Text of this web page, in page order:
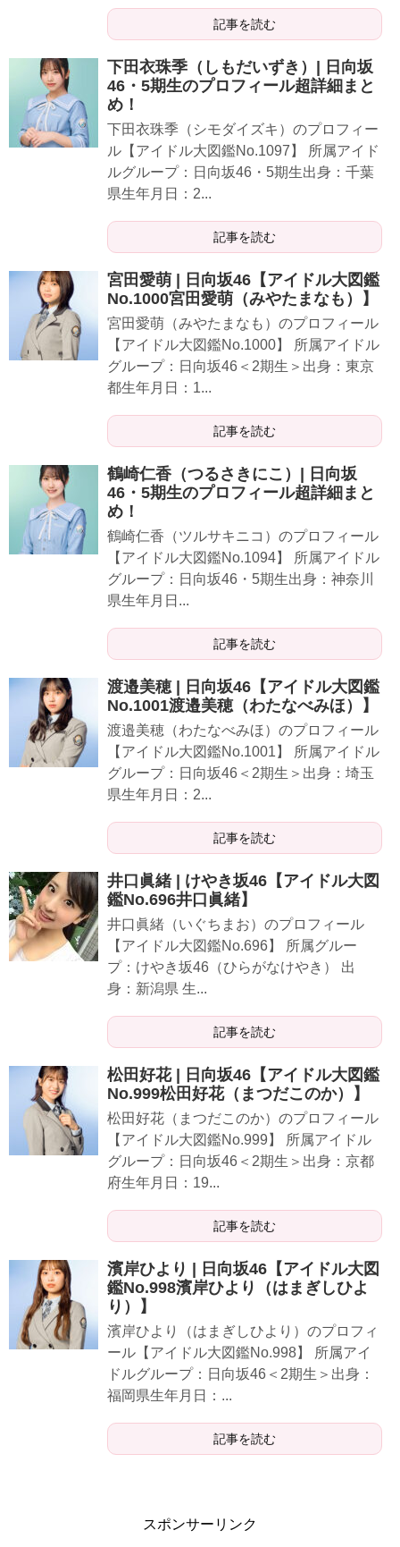
記事を読む
下田衣珠季（しもだいずき）| 日向坂
46・5期生のプロフィール超詳細まと
め！
下田衣珠季（シモダイズキ）のプロフィー
ル【アイドル大図鑑No.1097】 所属アイド
ルグループ：日向坂46・5期生出身：千葉
県生年月日：2...
記事を読む
宮田愛萌 | 日向坂46【アイドル大図鑑
No.1000宮田愛萌（みやたまなも）】
宮田愛萌（みやたまなも）のプロフィール
【アイドル大図鑑No.1000】 所属アイドル
グループ：日向坂46＜2期生＞出身：東京
都生年月日：1...
記事を読む
鶴崎仁香（つるさきにこ）| 日向坂
46・5期生のプロフィール超詳細まと
め！
鶴崎仁香（ツルサキニコ）のプロフィール
【アイドル大図鑑No.1094】 所属アイドル
グループ：日向坂46・5期生出身：神奈川
県生年月日...
記事を読む
渡邉美穂 | 日向坂46【アイドル大図鑑
No.1001渡邉美穂（わたなべみほ）】
渡邉美穂（わたなべみほ）のプロフィール
【アイドル大図鑑No.1001】 所属アイドル
グループ：日向坂46＜2期生＞出身：埼玉
県生年月日：2...
記事を読む
井口眞緒 | けやき坂46【アイドル大図
鑑No.696井口眞緒】
井口眞緒（いぐちまお）のプロフィール
【アイドル大図鑑No.696】 所属グルー
プ：けやき坂46（ひらがなけやき） 出
身：新潟県 生...
記事を読む
松田好花 | 日向坂46【アイドル大図鑑
No.999松田好花（まつだこのか）】
松田好花（まつだこのか）のプロフィール
【アイドル大図鑑No.999】 所属アイドル
グループ：日向坂46＜2期生＞出身：京都
府生年月日：19...
記事を読む
濱岸ひより | 日向坂46【アイドル大図
鑑No.998濱岸ひより（はまぎしひよ
り）】
濱岸ひより（はまぎしひより）のプロフィ
ール【アイドル大図鑑No.998】 所属アイ
ドルグループ：日向坂46＜2期生＞出身：
福岡県生年月日：...
記事を読む
スポンサーリンク